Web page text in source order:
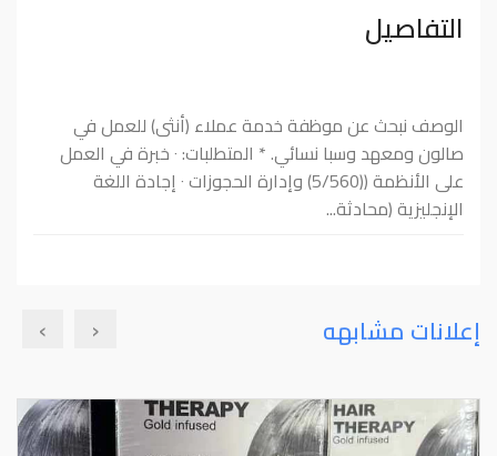
التفاصيل
الوصف نبحث عن موظفة خدمة عملاء (أنثى) للعمل في
صالون ومعهد وسبا نسائي. * المتطلبات: ‎٠‏ خبرة في العمل
على الأنظمة ((5/560) وإدارة الحجوزات ‎٠‏ إجادة اللغة
الإنجليزية (محادثة...
إعلانات مشابهه ‹
›